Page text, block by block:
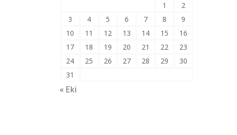
1
2
3
4 5 6 7 8
9
10
11 12 13 14 15
16
17
18 19 20 21 22
23
24
25 26 27 28 29
30
31
« Eki